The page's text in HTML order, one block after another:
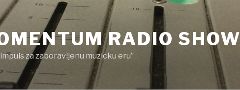
RADIO SHOW
za zaboravljenu muzicku eru”